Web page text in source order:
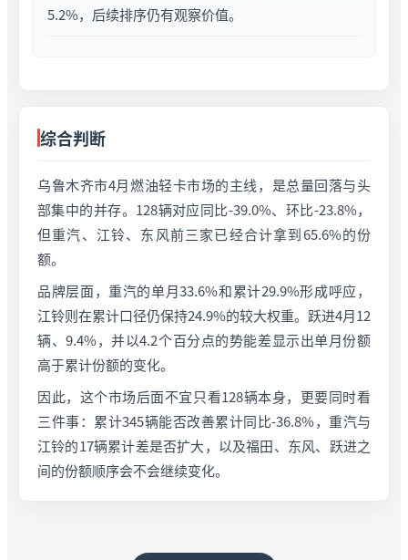
5.2%，后续排序仍有观察价值。
综合判断
乌鲁木齐市4月燃油轻卡市场的主线，是总量回落与头
部集中的并存。128辆对应同比-39.0%、环比-23.8%，
但重汽、江铃、东风前三家已经合计拿到65.6%的份
额。
品牌层面，重汽的单月33.6%和累计29.9%形成呼应，
江铃则在累计口径仍保持24.9%的较大权重。跃进4月12
辆、9.4%，并以4.2个百分点的势能差显示出单月份额
高于累计份额的变化。
因此，这个市场后面不宜只看128辆本身，更要同时看
三件事：累计345辆能否改善累计同比-36.8%，重汽与
江铃的17辆累计差是否扩大，以及福田、东风、跃进之
间的份额顺序会不会继续变化。